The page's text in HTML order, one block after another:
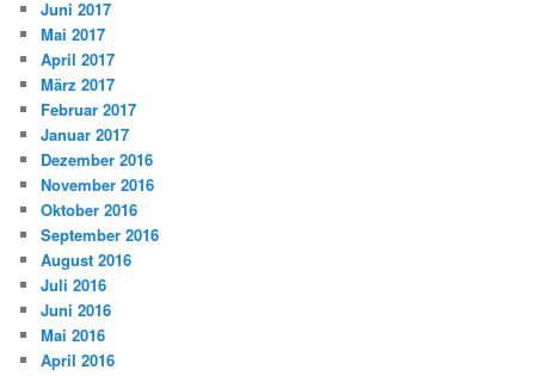
Juni 2017
Mai 2017
April 2017
März 2017
Februar 2017
Januar 2017
Dezember 2016
November 2016
Oktober 2016
September 2016
August 2016
Juli 2016
Juni 2016
Mai 2016
April 2016